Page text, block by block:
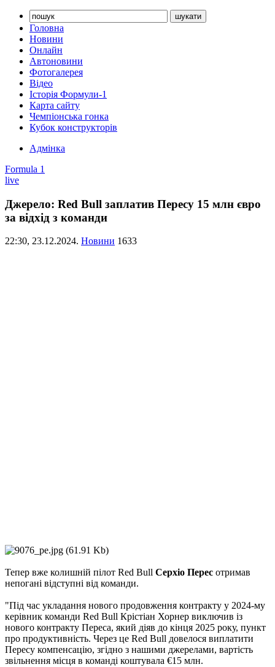
Головна
Новини
Онлайн
Автоновини
Фотогалерея
Відео
Історія Формули-1
Карта сайту
Чемпіонська гонка
Кубок конструкторів
Адмінка
Formula 1
live
Джерело: Red Bull заплатив Пересу 15 млн євро
за відхід з команди
22:30, 23.12.2024. Новини 1633
Тепер вже колишній пілот Red Bull Серхіо Перес отримав
непогані відступні від команди.
"Під час укладання нового продовження контракту у 2024-му
керівник команди Red Bull Крістіан Хорнер виключив із
нового контракту Переса, який діяв до кінця 2025 року, пункт
про продуктивність. Через це Red Bull довелося виплатити
Пересу компенсацію, згідно з нашими джерелами, вартість
звільнення місця в команді коштувала €15 млн.